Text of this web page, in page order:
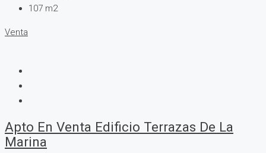
107 m2
Venta
Apto En Venta Edificio Terrazas De La
Marina